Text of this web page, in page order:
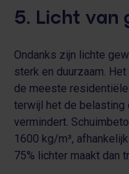
5. Licht van
Ondanks zijn lichte
sterk en duurzaam.
de meeste
terwijl het de belasting
vermindert.
1600 kg/m³,
75% lichter maakt dan